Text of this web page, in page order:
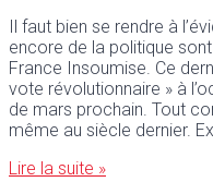
Il faut bien se rendre à
encore de la politique
France Insoumise. Ce
vote révolutionnaire » à
de mars prochain. Tout
même au siècle dernier.
Lire la suite »